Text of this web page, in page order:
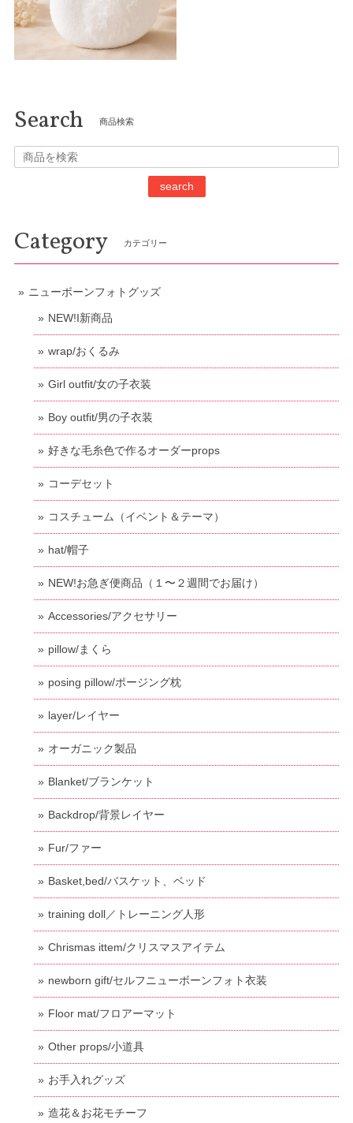
Search 商品検索
search
Category カテゴリー
ニューボーンフォトグッズ
NEW!I新商品
wrap/おくるみ
Girl outfit/女の子衣装
Boy outfit/男の子衣装
好きな毛糸色で作るオーダーprops
コーデセット
コスチューム（イベント＆テーマ）
hat/帽子
NEW!お急ぎ便商品（１〜２週間でお届け）
Accessories/アクセサリー
pillow/まくら
posing pillow/ポージング枕
layer/レイヤー
オーガニック製品
Blanket/ブランケット
Backdrop/背景レイヤー
Fur/ファー
Basket,bed/バスケット、ベッド
training doll／トレーニング人形
Chrismas ittem/クリスマスアイテム
newborn gift/セルフニューボーンフォト衣装
Floor mat/フロアーマット
Other props/小道具
お手入れグッズ
造花＆お花モチーフ